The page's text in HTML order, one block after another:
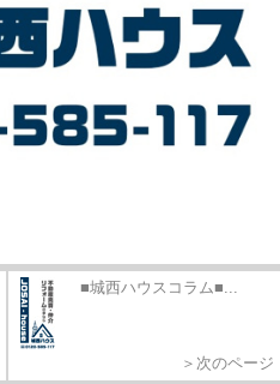
■城西ハウスコラム■...
＞次のページ